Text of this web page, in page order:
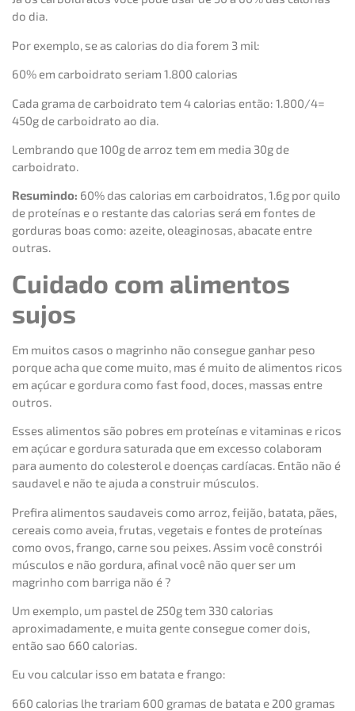
do dia.
Por exemplo, se as calorias do dia forem 3 mil:
60% em carboidrato seriam 1.800 calorias
Cada grama de carboidrato tem 4 calorias então: 1.800/4=
450g de carboidrato ao dia.
Lembrando que 100g de arroz tem em media 30g de
carboidrato.
Resumindo: 60% das calorias em carboidratos, 1.6g por quilo
de proteínas e o restante das calorias será em fontes de
gorduras boas como: azeite, oleaginosas, abacate entre
outras.
Cuidado com alimentos
sujos
Em muitos casos o magrinho não consegue ganhar peso
porque acha que come muito, mas é muito de alimentos ricos
em açúcar e gordura como fast food, doces, massas entre
outros.
Esses alimentos são pobres em proteínas e vitaminas e ricos
em açúcar e gordura saturada que em excesso colaboram
para aumento do colesterol e doenças cardíacas. Então não é
saudavel e não te ajuda a construir músculos.
Prefira alimentos saudaveis como arroz, feijão, batata, pães,
cereais como aveia, frutas, vegetais e fontes de proteínas
como ovos, frango, carne sou peixes. Assim você constrói
músculos e não gordura, afinal você não quer ser um
magrinho com barriga não é ?
Um exemplo, um pastel de 250g tem 330 calorias
aproximadamente, e muita gente consegue comer dois,
então sao 660 calorias.
Eu vou calcular isso em batata e frango:
660 calorias lhe trariam 600 gramas de batata e 200 gramas